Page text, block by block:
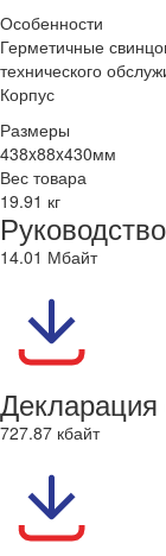
Особенности
Герметичные
технического
Корпус
Размеры
438x88x430мм
Вес товара
19.91 кг
14.01 Мбайт
Декларация
727.87 кбайт